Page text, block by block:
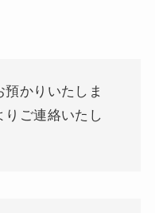
かりいたしま
りご連絡いたし